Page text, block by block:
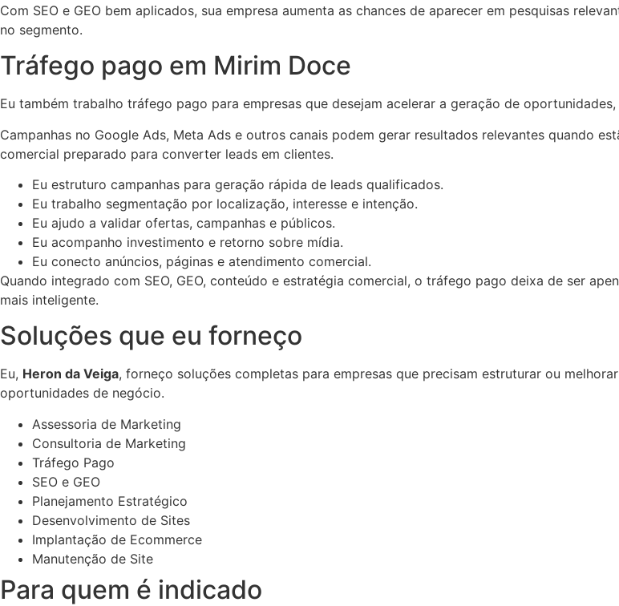
Com SEO e GEO bem aplicados, sua empresa aumenta as chances de aparecer em pesquisas
no segmento.
Tráfego pago em Mirim Doce
Eu também trabalho tráfego pago para empresas que desejam acelerar a geração de
Campanhas no Google Ads, Meta Ads e outros canais podem gerar resultados relevantes quando
comercial preparado para converter leads em clientes.
Eu estruturo campanhas para geração rápida de leads qualificados.
Eu trabalho segmentação por localização, interesse e intenção.
Eu ajudo a validar ofertas, campanhas e públicos.
Eu acompanho investimento e retorno sobre mídia.
Eu conecto anúncios, páginas e atendimento comercial.
Quando integrado com SEO, GEO, conteúdo e estratégia comercial, o tráfego pago deixa de ser
mais inteligente.
Soluções que eu forneço
Eu, Heron da Veiga, forneço soluções completas para empresas que precisam estruturar ou
oportunidades de negócio.
Assessoria de Marketing
Consultoria de Marketing
Tráfego Pago
SEO e GEO
Planejamento Estratégico
Desenvolvimento de Sites
Implantação de Ecommerce
Manutenção de Site
Para quem é indicado